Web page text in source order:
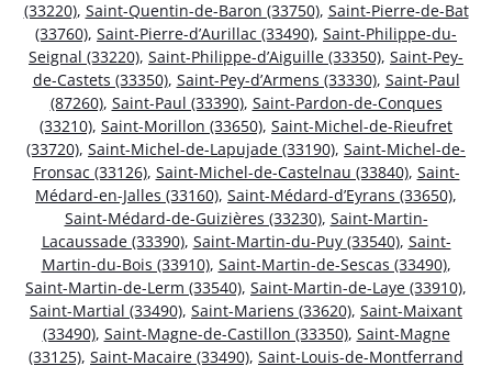
(33220), Saint-Quentin-de-Baron (33750), Saint-Pierre-de-Bat
(33760), Saint-Pierre-d’Aurillac (33490), Saint-Philippe-du-
Seignal (33220), Saint-Philippe-d’Aiguille (33350), Saint-Pey-
de-Castets (33350), Saint-Pey-d’Armens (33330), Saint-Paul
(87260), Saint-Paul (33390), Saint-Pardon-de-Conques
(33210), Saint-Morillon (33650), Saint-Michel-de-Rieufret
(33720), Saint-Michel-de-Lapujade (33190), Saint-Michel-de-
Fronsac (33126), Saint-Michel-de-Castelnau (33840), Saint-
Médard-en-Jalles (33160), Saint-Médard-d’Eyrans (33650),
Saint-Médard-de-Guizières (33230), Saint-Martin-
Lacaussade (33390), Saint-Martin-du-Puy (33540), Saint-
Martin-du-Bois (33910), Saint-Martin-de-Sescas (33490),
Saint-Martin-de-Lerm (33540), Saint-Martin-de-Laye (33910),
Saint-Martial (33490), Saint-Mariens (33620), Saint-Maixant
(33490), Saint-Magne-de-Castillon (33350), Saint-Magne
(33125), Saint-Macaire (33490), Saint-Louis-de-Montferrand